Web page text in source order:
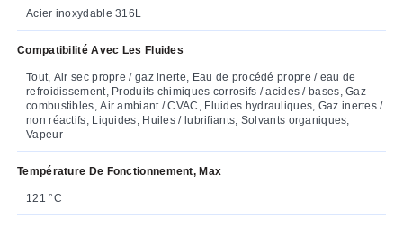
Acier inoxydable 316L
Compatibilité Avec Les Fluides
Tout, Air sec propre / gaz inerte, Eau de procédé propre / eau de
refroidissement, Produits chimiques corrosifs / acides / bases, Gaz
combustibles, Air ambiant / CVAC, Fluides hydrauliques, Gaz inertes /
non réactifs, Liquides, Huiles / lubrifiants, Solvants organiques,
Vapeur
Température De Fonctionnement, Max
121 °C